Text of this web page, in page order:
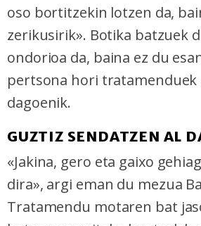
oso bortitzekin lotzen da,
zerikusirik». Botika batzuek
ondorioa da, baina ez du
pertsona hori tratamenduek
dagoenik.
GUZTIZ SENDATZEN AL
«Jakina, gero eta gaixo
dira», argi eman du mezua
Tratamendu motaren bat